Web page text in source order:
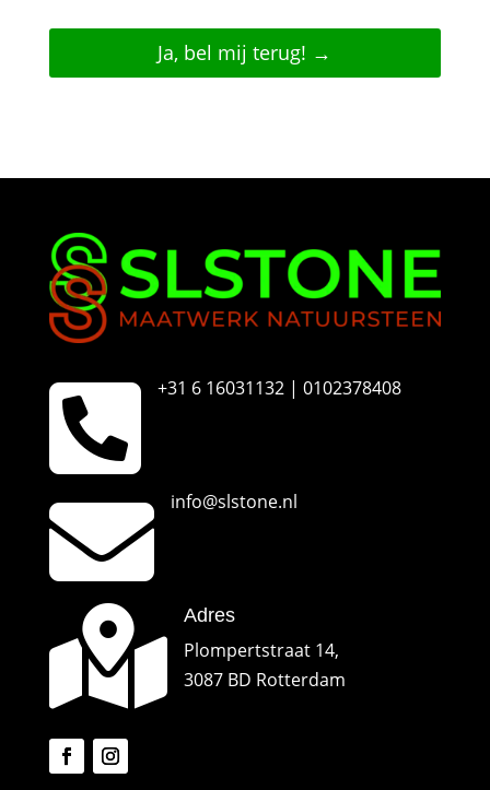
f
o
m
 +31 6 16031132 | 0102378408
 info@slstone.nl
 Adres
Plompertstraat 14,
3087 BD Rotterdam